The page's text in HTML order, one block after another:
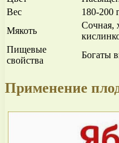
Вес
180-200
Мякоть
Сочная,
Пищевые
свойства
Богаты
Применение